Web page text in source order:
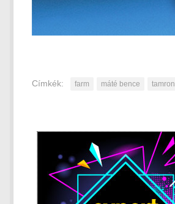
Címkék: farm máté bence tamron